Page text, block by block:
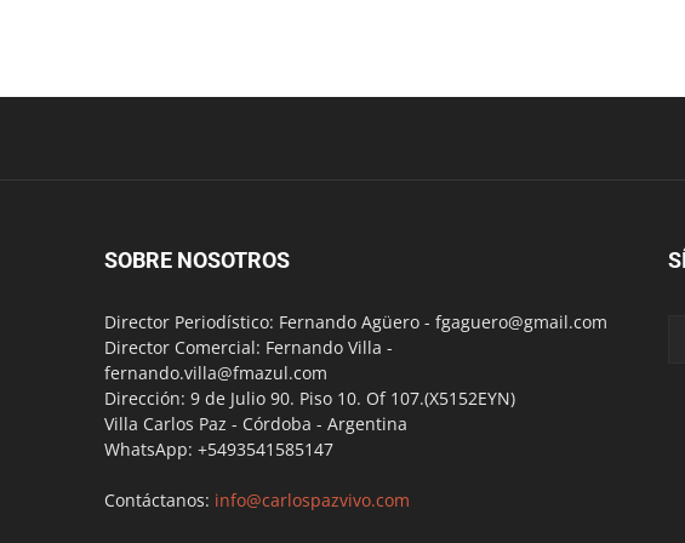
SOBRE NOSOTROS
Director Periodístico: Fernando Agüero - fgaguero@gmail.com
Director Comercial: Fernando Villa -
fernando.villa@fmazul.com
Dirección: 9 de Julio 90. Piso 10. Of 107.(X5152EYN)
Villa Carlos Paz - Córdoba - Argentina
WhatsApp: +5493541585147
Contáctanos: info@carlospazvivo.com